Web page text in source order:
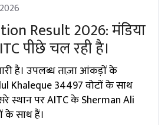
Result 2026: मंडिया
पीछे चल रही है।
है। उपलब्ध ताज़ा आंकड़ों के
Khaleque 34497 वोटों के साथ
स्थान पर AITC के Sherman Ali
के साथ हैं।